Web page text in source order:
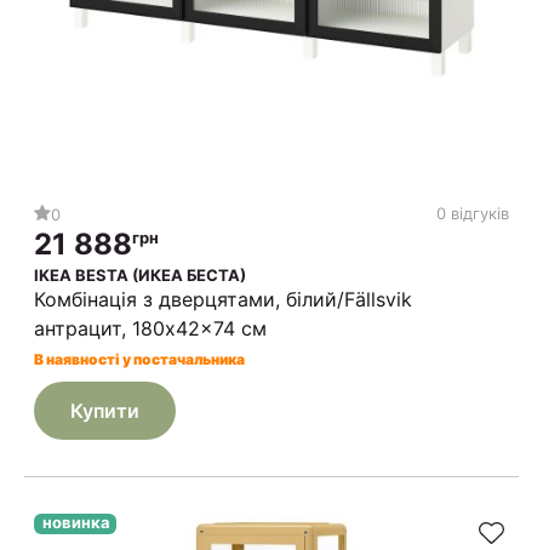
0 0 відгуків
21 888грн
IKEA BESTA (ИКЕА БЕСТА)
Комбінація з дверцятами, білий/Fällsvik
антрацит, 180x42x74 см
В наявності у постачальника
Купити
новинка